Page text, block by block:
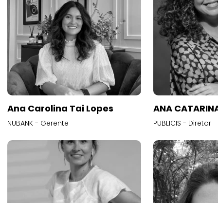
Ana Carolina Tai Lopes
NUBANK - Gerente
ANA
PUBLICIS - Diretor